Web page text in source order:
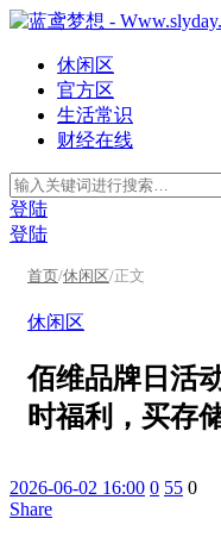
休闲区
官方区
生活常识
财经在线
登陆
登陆
首页/休闲区/正文
休闲区
佰维品牌日活
时福利，买存
2026-06-02 16:00 0 55 0
Share